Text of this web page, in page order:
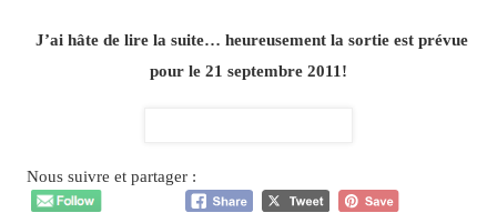
J’ai hâte de lire la suite… heureusement la sortie est prévue
pour le 21 septembre 2011!
Nous suivre et partager :